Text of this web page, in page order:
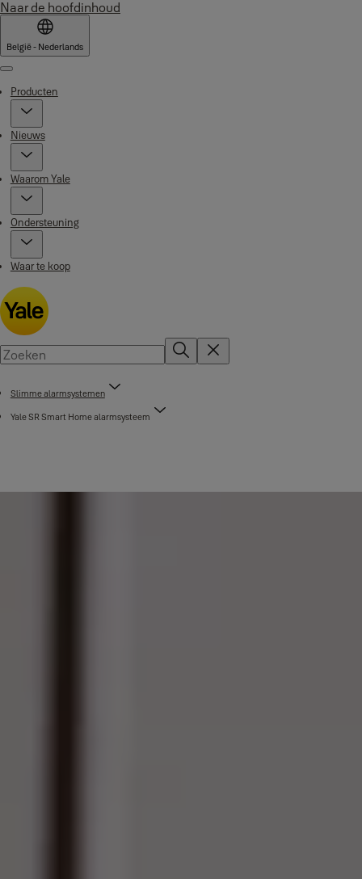
Naar de hoofdinhoud
België - Nederlands
Menu
Producten
Nieuws
Waarom Yale
Ondersteuning
Waar te koop
Slimme alarmsystemen
Yale SR Smart Home alarmsysteem